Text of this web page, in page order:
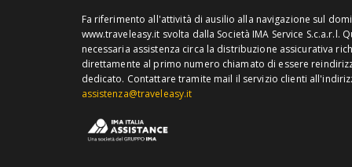
Fa riferimento all'attività di ausilio alla navigazione sul
www.traveleasy.it svolta dalla Società IMA Service S.c.a.r.l.
necessaria assistenza circa la distribuzione assicurativa
direttamente al primo numero chiamato di essere
dedicato. Contattare tramite mail il servizio clienti
assistenza@traveleasy.it